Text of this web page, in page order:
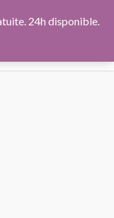
24h disponible.